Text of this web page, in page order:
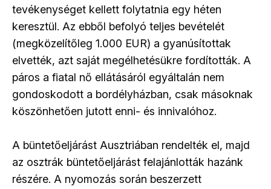
tevékenységet kellett folytatnia egy héten
keresztül. Az ebből befolyó teljes bevételét
(megközelítőleg 1.000 EUR) a gyanúsítottak
elvették, azt saját megélhetésükre fordították. A
páros a fiatal nő ellátásáról egyáltalán nem
gondoskodott a bordélyházban, csak másoknak
köszönhetően jutott enni- és innivalóhoz.
A büntetőeljárást Ausztriában rendelték el, majd
az osztrák büntetőeljárást felajánlották hazánk
részére. A nyomozás során beszerzett